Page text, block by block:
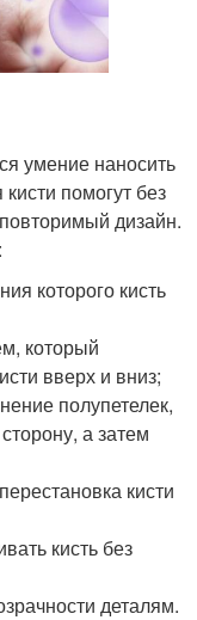
умение наносить
помогут без
дизайн.
которого кисть
который
вверх и вниз;
полупетелек,
а затем
кисти
кисть без
деталям.